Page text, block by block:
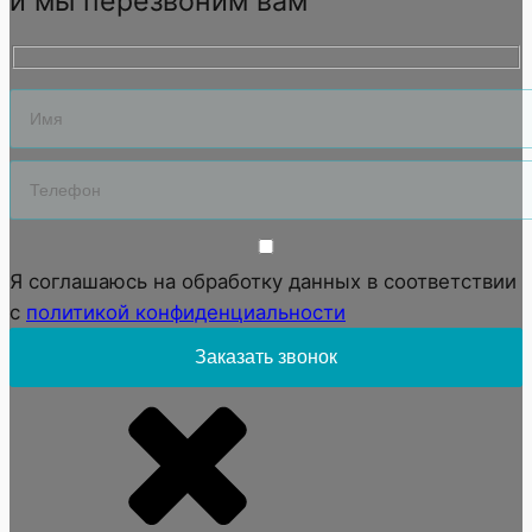
Я соглашаюсь на обработку данных в соответствии
с политикой конфиденциальности